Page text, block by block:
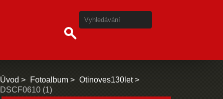
Úvod Fotoalbum
Otinoves130let
DSCF0610 (1)